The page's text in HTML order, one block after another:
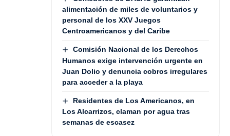
alimentación de miles de voluntarios y
personal de los XXV Juegos
Centroamericanos y del Caribe
Comisión Nacional de los Derechos
Humanos exige intervención urgente en
Juan Dolio y denuncia cobros irregulares
para acceder a la playa
Residentes de Los Americanos, en
Los Alcarrizos, claman por agua tras
semanas de escasez